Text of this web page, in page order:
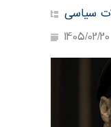
سیاسی
1405/02/20